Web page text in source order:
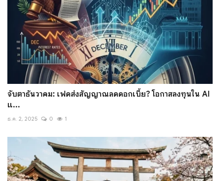
จับตาธันวาคม: เฟดส่งสัญญาณลดดอกเบี้ย? โอกาสลงทุนใน AI
แ...
ธ.ค. 2, 2025 0 1